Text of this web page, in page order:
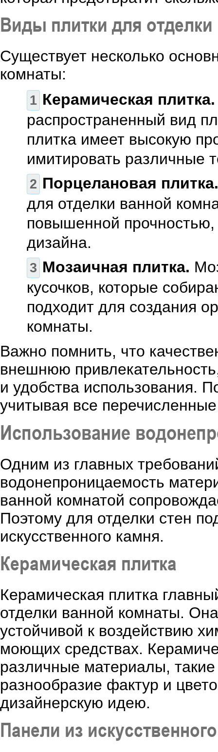
Виды плитки для
Существует несколько
комнаты:
Керамическая плитка.
распространенный вид
плитка имеет высокую
имитировать различные
Порцелановая плитка.
для отделки ванной
повышенной
дизайна.
Мозаичная плитка.
кусочков, которые
подходит для создания
комнаты.
Важно помнить, что
внешнюю
и удобства использования.
учитывая все
Использование
Одним из главных
водонепроницаемость
ванной комнатой
Поэтому для отделки стен
искусственного камня.
Керамическая плитка
Керамическая плитка
отделки ванной комнаты.
устойчивой к воздействию
моющих средствах.
различные материалы,
разнообразие фактур и
дизайнерскую идею.
Панели из